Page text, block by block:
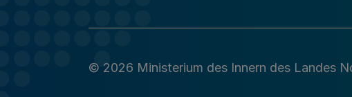
© 2026 Ministerium des Innern des Landes